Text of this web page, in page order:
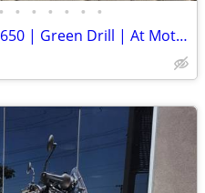
• • • • • • •
2026 Royal Enfield Shotgun 650 | Green Drill | At Moto Forza!